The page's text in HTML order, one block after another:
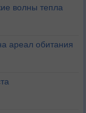
волны тепла
ареал обитания